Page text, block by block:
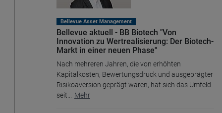
Bellevue Asset Management
Bellevue aktuell - BB Biotech "Von
Innovation zu Wertrealisierung: Der Biotech-
Markt in einer neuen Phase"
Nach mehreren Jahren, die von erhöhten
Kapitalkosten, Bewertungsdruck und ausgeprägter
Risikoaversion geprägt waren, hat sich das Umfeld
seit
Mehr